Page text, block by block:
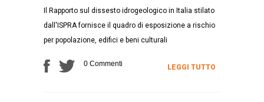
Il Rapporto sul dissesto idrogeologico in Italia stilato
dall'ISPRA fornisce il quadro di esposizione a rischio
per popolazione, edifici e beni culturali
0 Commenti LEGGI TUTTO